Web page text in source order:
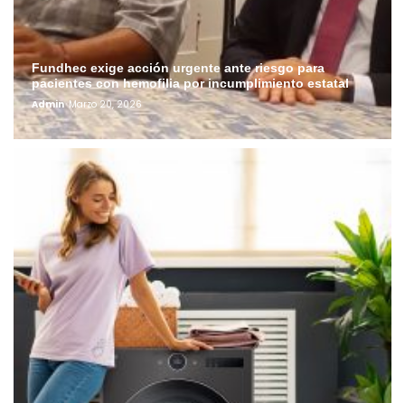
Fundhec exige acción urgente ante riesgo para
pacientes con hemofilia por incumplimiento estatal
Admin Marzo 20, 2026